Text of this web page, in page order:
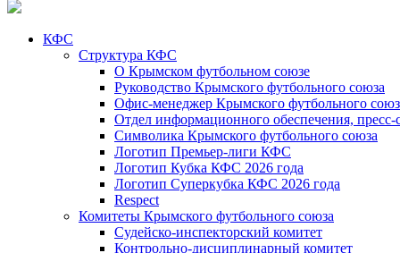
КФС
Структура КФС
О Крымском футбольном союзе
Руководство Крымского футбольного союза
Офис-менеджер Крымского футбольного
Отдел информационного обеспечения, пресс-
Символика Крымского футбольного союза
Логотип Премьер-лиги КФС
Логотип Кубка КФС 2026 года
Логотип Суперкубка КФС 2026 года
Respect
Комитеты Крымского футбольного союза
Судейско-инспекторский комитет
Контрольно-дисциплинарный комитет